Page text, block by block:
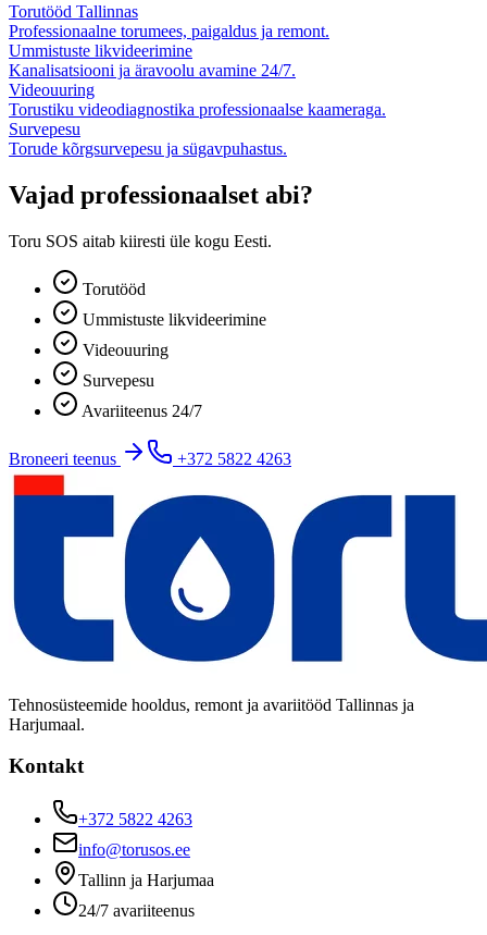
Torutööd Tallinnas
Professionaalne torumees, paigaldus ja remont.
Ummistuste likvideerimine
Kanalisatsiooni ja äravoolu avamine 24/7.
Videouuring
Torustiku videodiagnostika professionaalse kaameraga.
Survepesu
Torude kõrgsurvepesu ja sügavpuhastus.
Vajad professionaalset abi?
Toru SOS aitab kiiresti üle kogu Eesti.
Torutööd
Ummistuste likvideerimine
Videouuring
Survepesu
Avariiteenus 24/7
Broneeri teenus +372 5822 4263
Tehnosüsteemide hooldus, remont ja avariitööd Tallinnas ja
Harjumaal.
Kontakt
+372 5822 4263
info@torusos.ee
Tallinn ja Harjumaa
24/7 avariiteenus